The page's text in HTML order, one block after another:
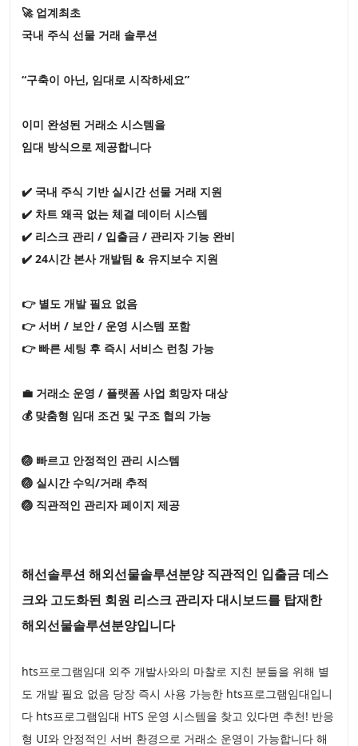
🚀 업계최초
국내 주식 선물 거래 솔루션
“구축이 아닌, 임대로 시작하세요”
이미 완성된 거래소 시스템을
임대 방식으로 제공합니다
✔️ 국내 주식 기반 실시간 선물 거래 지원
✔️ 차트 왜곡 없는 체결 데이터 시스템
✔️ 리스크 관리 / 입출금 / 관리자 기능 완비
✔️ 24시간 본사 개발팀 & 유지보수 지원
👉 별도 개발 필요 없음
👉 서버 / 보안 / 운영 시스템 포함
👉 빠른 세팅 후 즉시 서비스 런칭 가능
💼 거래소 운영 / 플랫폼 사업 희망자 대상
💰 맞춤형 임대 조건 및 구조 협의 가능
🏐 빠르고 안정적인 관리 시스템
🏐 실시간 수익/거래 추적
🏐 직관적인 관리자 페이지 제공
해선솔루션 해외선물솔루션분양 직관적인 입출금 데스
크와 고도화된 회원 리스크 관리자 대시보드를 탑재한
해외선물솔루션분양입니다
hts프로그램임대 외주 개발사와의 마찰로 지친 분들을 위해 별
도 개발 필요 없음 당장 즉시 사용 가능한 hts프로그램임대입니
다 hts프로그램임대 HTS 운영 시스템을 찾고 있다면 추천! 반응
형 UI와 안정적인 서버 환경으로 거래소 운영이 가능합니다 해